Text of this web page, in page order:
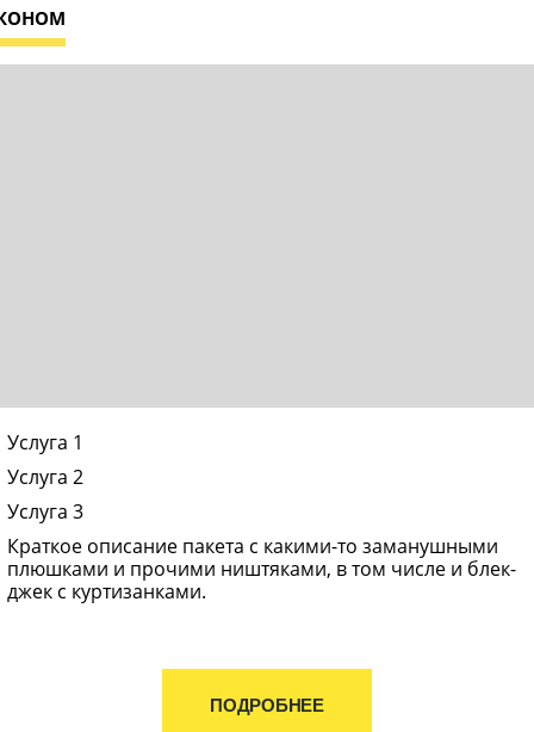
Услуга 1
Услуга 2
Услуга 3
Краткое описание пакета с какими-то заманушными
плюшками и прочими ништяками, в том числе и блек-
джек с куртизанками.
ПОДРОБНЕЕ